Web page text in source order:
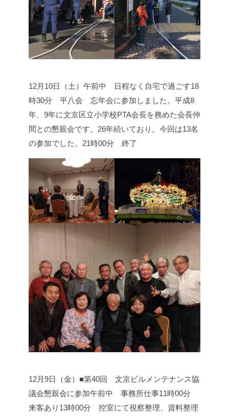
12月10日（土） 午前中 日程なく自宅で過ごす18
時30分 平八会 忘年会に参加しました。 平成8
年、9年に文京区立小学校PTA会長を務めた会長仲
間との懇親会です。26年続いており。今回は13名
の参加でした。 21時00分 終了
12月9日（金）■第40回 文京ビルメンテナンス協
議会懇親会に参加午前中 事務所仕事11時00分
来客あり 13時00分 控室にて視察整理、資料整理